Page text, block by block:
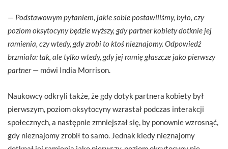
— Podstawowym pytaniem, jakie sobie postawiliśmy, było, czy
poziom oksytocyny będzie wyższy, gdy partner kobiety dotknie jej
ramienia, czy wtedy, gdy zrobi to ktoś nieznajomy. Odpowiedź
brzmiała: tak, ale tylko wtedy, gdy jej ramię głaszcze jako pierwszy
partner— mówi India Morrison.
Naukowcy odkryli także, że gdy dotyk partnera kobiety był
pierwszym, poziom oksytocyny wzrastał podczas interakcji
społecznych, a następnie zmniejszał się, by ponownie wzrosnąć,
gdy nieznajomy zrobił to samo. Jednak kiedy nieznajomy